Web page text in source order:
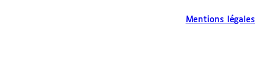
Mentions légales